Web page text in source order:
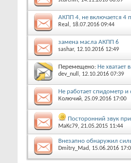
АКПП 4, не включается 4
Real , 18.07.2016 09:44
замена масла АКПП 6
sashar, 12.10.2016 12:49
Перемещено: Не хватает
dev_null , 12.10.2016 07:39
Не работает спидометр и
Колючий, 25.09.2016 17:00
Посторонний звук
MaKc79, 21.05.2015 11:44
Внезапно обнаружил
Dmitry_Mad, 15.06.2016